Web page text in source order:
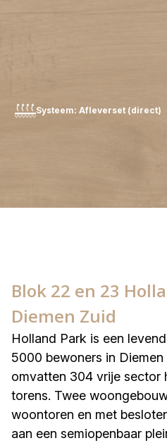
Systeem: Afleverset (direct)
Blok 22 en 23
Diemen Zuid
Holland Park is een
5000 bewoners in
omvatten 304 vrije sector
torens. Twee
woontoren en met
aan een semiopenbaar